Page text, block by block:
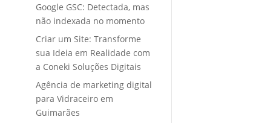
Google GSC: Detectada, mas
não indexada no momento
Criar um Site: Transforme
sua Ideia em Realidade com
a Coneki Soluções Digitais
Agência de marketing digital
para Vidraceiro em
Guimarães